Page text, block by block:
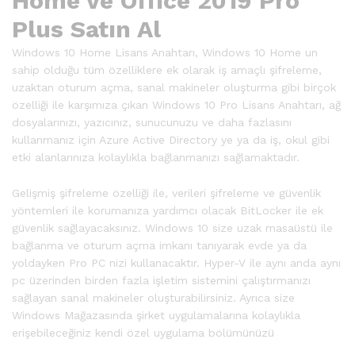
Plus Satın Al
Windows 10 Home Lisans Anahtarı, Windows 10 Home un
sahip olduğu tüm özelliklere ek olarak iş amaçlı şifreleme,
uzaktan oturum açma, sanal makineler oluşturma gibi birçok
özelliği ile karşımıza çıkan Windows 10 Pro Lisans Anahtarı, ağ
dosyalarınızı, yazıcınız, sunucunuzu ve daha fazlasını
kullanmanız için Azure Active Directory ye ya da iş, okul gibi
etki alanlarınıza kolaylıkla bağlanmanızı sağlamaktadır.
Gelişmiş şifreleme özelliği ile, verileri şifreleme ve güvenlik
yöntemleri ile korumanıza yardımcı olacak BitLocker ile ek
güvenlik sağlayacaksınız. Windows 10 size uzak masaüstü ile
bağlanma ve oturum açma imkanı tanıyarak evde ya da
yoldayken Pro PC nizi kullanacaktır. Hyper-V ile aynı anda aynı
pc üzerinden birden fazla işletim sistemini çalıştırmanızı
sağlayan sanal makineler oluşturabilirsiniz. Ayrıca size
Windows Mağazasında şirket uygulamalarına kolaylıkla
erişebileceğiniz kendi özel uygulama bölümünüzü